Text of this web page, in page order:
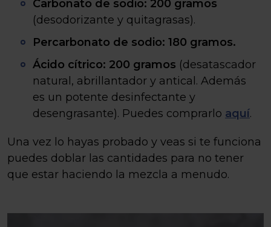
Carbonato de sodio: 200 gramos
(desodorizante y quitagrasas).
Percarbonato de sodio: 180 gramos.
Ácido cítrico: 200 gramos (desatascador
natural, abrillantador y antical. Además
es un potente desinfectante y
desengrasante). Puedes comprarlo aquí.
Una vez lo hayas probado y veas si te funciona
puedes doblar las cantidades para no tener
que estar haciendo la mezcla a menudo.